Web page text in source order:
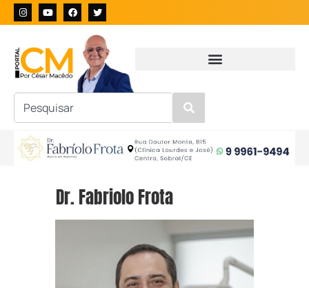
Dr. Fabriolo Frota